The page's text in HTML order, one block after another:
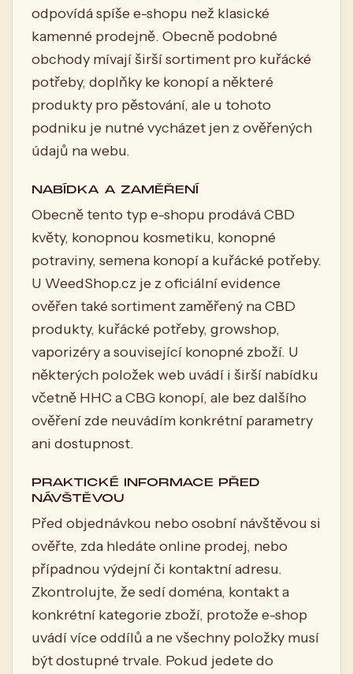
odpovídá spíše e-shopu než klasické
kamenné prodejně. Obecně podobné
obchody mívají širší sortiment pro kuřácké
potřeby, doplňky ke konopí a některé
produkty pro pěstování, ale u tohoto
podniku je nutné vycházet jen z ověřených
údajů na webu.
NABÍDKA A ZAMĚŘENÍ
Obecně tento typ e-shopu prodává CBD
květy, konopnou kosmetiku, konopné
potraviny, semena konopí a kuřácké potřeby.
U WeedShop.cz je z oficiální evidence
ověřen také sortiment zaměřený na CBD
produkty, kuřácké potřeby, growshop,
vaporizéry a související konopné zboží. U
některých položek web uvádí i širší nabídku
včetně HHC a CBG konopí, ale bez dalšího
ověření zde neuvádím konkrétní parametry
ani dostupnost.
PRAKTICKÉ INFORMACE PŘED
NÁVŠTĚVOU
Před objednávkou nebo osobní návštěvou si
ověřte, zda hledáte online prodej, nebo
případnou výdejní či kontaktní adresu.
Zkontrolujte, že sedí doména, kontakt a
konkrétní kategorie zboží, protože e-shop
uvádí více oddílů a ne všechny položky musí
být dostupné trvale. Pokud jedete do